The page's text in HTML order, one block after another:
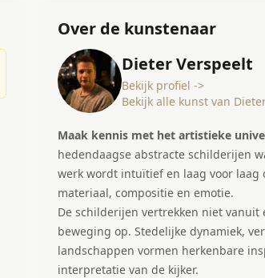
Over de kunstenaar
Dieter Verspeelt
Bekijk profiel ->
Bekijk alle kunst van
Maak kennis met het artistieke
hedendaagse abstracte schilderijen
werk wordt intuïtief en laag voor
materiaal, compositie en emotie.
De schilderijen vertrekken niet
beweging op. Stedelijke dynamiek,
landschappen vormen herkenbare
interpretatie van de kijker.